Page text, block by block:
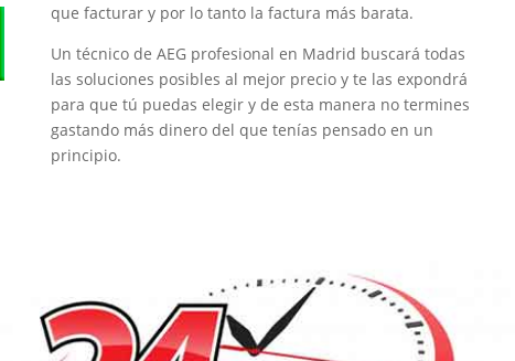
que facturar y por lo tanto la factura más barata.
Un técnico de AEG profesional en Madrid buscará todas
las soluciones posibles al mejor precio y te las expondrá
para que tú puedas elegir y de esta manera no termines
gastando más dinero del que tenías pensado en un
principio.